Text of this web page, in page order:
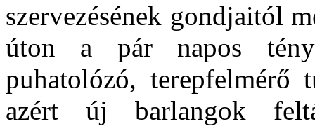
szervezésének gondjaitól
úton a pár napos
puhatolózó, terepfelmérő
azért új barlangok